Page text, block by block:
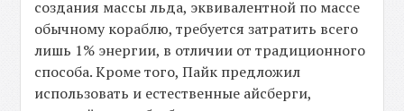
создания массы льда, эквивалентной по массе
обычному кораблю, требуется затратить всего
лишь 1% энергии, в отличии от традиционного
способа. Кроме того, Пайк предложил
использовать и естественные айсберги,